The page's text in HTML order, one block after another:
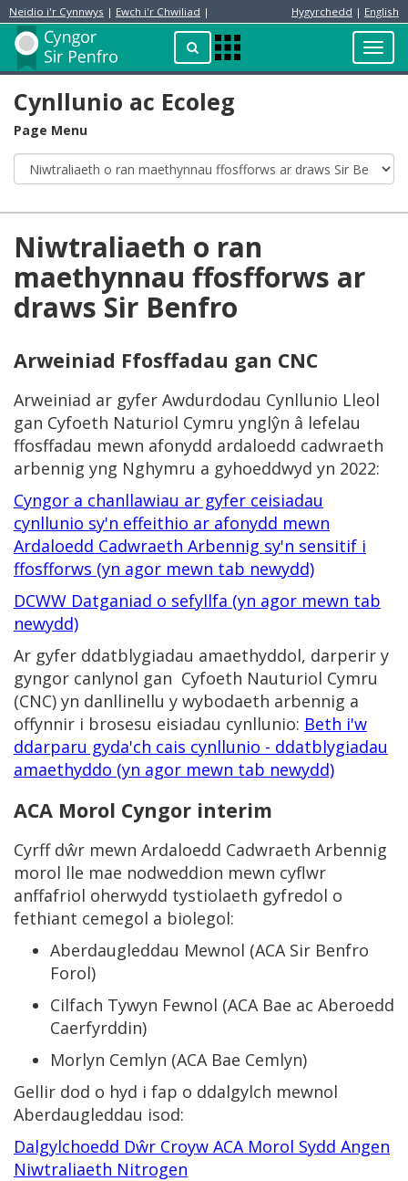
Neidio i'r Cynnwys | Ewch i'r Chwiliad | Hygyrchedd | English
ChwilioApps
Menu
Preswylydd
Cynllunio ac Ecoleg
Page Menu
Niwtraliaeth o ran
maethynnau ffosfforws ar
draws Sir Benfro
Arweiniad Ffosffadau gan CNC
Arweiniad ar gyfer Awdurdodau Cynllunio Lleol
gan Cyfoeth Naturiol Cymru ynglŷn â lefelau
ffosffadau mewn afonydd ardaloedd cadwraeth
arbennig yng Nghymru a gyhoeddwyd yn 2022:
Cyngor a chanllawiau ar gyfer ceisiadau
cynllunio sy'n effeithio ar afonydd mewn
Ardaloedd Cadwraeth Arbennig sy'n sensitif i
ffosfforws (yn agor mewn tab newydd)
DCWW Datganiad o sefyllfa (yn agor mewn tab
newydd)
Ar gyfer ddatblygiadau amaethyddol, darperir y
gyngor canlynol gan Cyfoeth Nauturiol Cymru
(CNC) yn danllinellu y wybodaeth arbennig a
offynnir i brosesu eisiadau cynllunio: Beth i'w
ddarparu gyda'ch cais cynllunio - ddatblygiadau
amaethyddo (yn agor mewn tab newydd)
ACA Morol Cyngor interim
Cyrff dŵr mewn Ardaloedd Cadwraeth Arbennig
morol lle mae nodweddion mewn cyflwr
anffafriol oherwydd tystiolaeth gyfredol o
fethiant cemegol a biolegol:
Aberdaugleddau Mewnol (ACA Sir Benfro
Forol)
Cilfach Tywyn Fewnol (ACA Bae ac Aberoedd
Caerfyrddin)
Morlyn Cemlyn (ACA Bae Cemlyn)
Gellir dod o hyd i fap o ddalgylch mewnol
Aberdaugleddau isod:
Dalgylchoedd Dŵr Croyw ACA Morol Sydd Angen
Niwtraliaeth Nitrogen